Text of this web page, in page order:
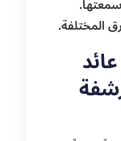
المختلفة.